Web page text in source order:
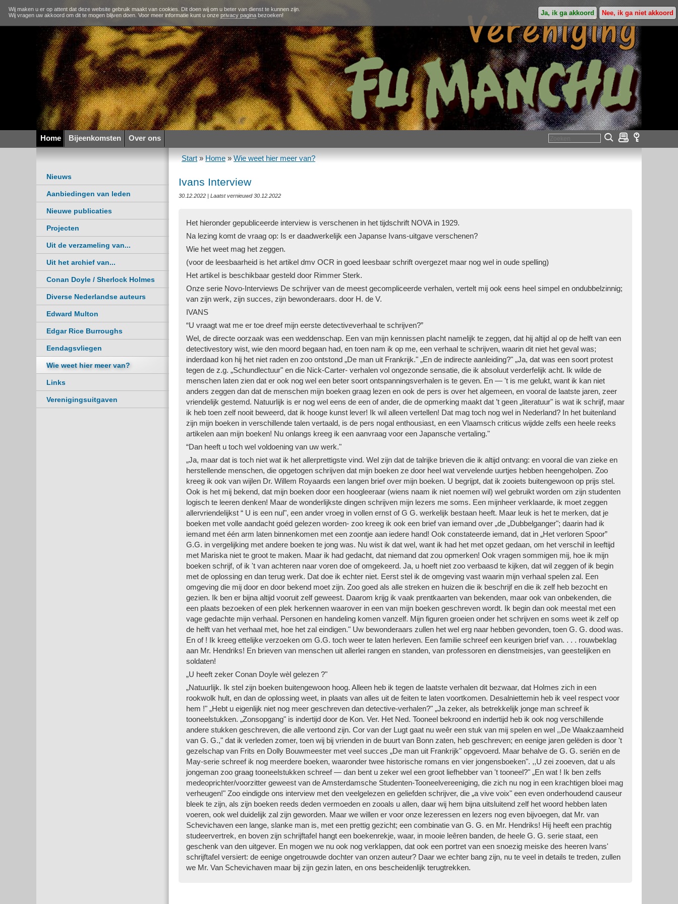
Wij maken u er op attent dat deze website gebruik maakt van cookies. Dit doen wij om u beter van dienst te kunnen zijn.
Wij vragen uw akkoord om dit te mogen blijven doen. Voor meer informatie kunt u onze privacy pagina bezoeken! Ja, ik ga akkoord Nee, ik ga niet akkoord
Home Bijeenkomsten Over ons
Start»Home»Wie weet hier meer van?
Nieuws
Aanbiedingen van leden
Nieuwe publicaties
Projecten
Uit de verzameling van...
Uit het archief van...
Conan Doyle / Sherlock Holmes
Diverse Nederlandse auteurs
Edward Multon
Edgar Rice Burroughs
Eendagsvliegen
Wie weet hier meer van?
Links
Verenigingsuitgaven
Ivans Interview
30.12.2022 | Laatst vernieuwd 30.12.2022
Het hieronder gepubliceerde interview is verschenen in het tijdschrift NOVA in 1929.
Na lezing komt de vraag op: Is er daadwerkelijk een Japanse Ivans-uitgave verschenen?
Wie het weet mag het zeggen.
(voor de leesbaarheid is het artikel dmv OCR in goed leesbaar schrift overgezet maar nog wel in oude spelling)
Het artikel is beschikbaar gesteld door Rimmer Sterk.
Onze serie Novo-Interviews De schrijver van de meest gecompliceerde verhalen, vertelt mij ook eens heel simpel en ondubbelzinnig;
van zijn werk, zijn succes, zijn bewonderaars. door H. de V.
IVANS
“U vraagt wat me er toe dreef mijn eerste detectiveverhaal te schrijven?”
Wel, de directe oorzaak was een weddenschap. Een van mijn kennissen placht namelijk te zeggen, dat hij altijd al op de helft van een
detectivestory wist, wie den moord begaan had, en toen nam ik op me, een verhaal te schrijven, waarin dit niet het geval was;
inderdaad kon hij het niet raden en zoo ontstond „De man uit Frankrijk." „En de indirecte aanleiding?" „Ja, dat was een soort protest
tegen de z.g. „Schundlectuur" en die Nick-Carter- verhalen vol ongezonde sensatie, die ik absoluut verderfelijk acht. Ik wilde de
menschen laten zien dat er ook nog wel een beter soort ontspanningsverhalen is te geven. En — 't is me gelukt, want ik kan niet
anders zeggen dan dat de menschen mijn boeken graag lezen en ook de pers is over het algemeen, en vooral de laatste jaren, zeer
vriendelijk gestemd. Natuurlijk is er nog wel eens de een of ander, die de opmerking maakt dat ’t geen „literatuur" is wat ik schrijf, maar
ik heb toen zelf nooit beweerd, dat ik hooge kunst lever! Ik wil alleen vertellen! Dat mag toch nog wel in Nederland? In het buitenland
zijn mijn boeken in verschil­lende talen vertaald, is de pers nogal enthousiast, en een Vlaamsch criticus wijdde zelfs een heele reeks
artikelen aan mijn boeken! Nu onlangs kreeg ik een aanvraag voor een Japansche vertaling."
“Dan heeft u toch wel voldoening van uw werk."
„Ja, maar dat is toch niet wat ik het allerprettigste vind. Wel zijn dat de talrijke brieven die ik altijd ontvang: en vooral die van zieke en
herstellende menschen, die opgetogen schrijven dat mijn boeken ze door heel wat vervelende uurtjes hebben heengeholpen. Zoo
kreeg ik ook van wijlen Dr. Willem Royaards een langen brief over mijn boeken. U begrijpt, dat ik zooiets buitengewoon op prijs stel.
Ook is het mij bekend, dat mijn boeken door een hoog­leeraar (wiens naam ik niet noemen wil) wel gebruikt worden om zijn studenten
logisch te leeren denken! Maar de wonderlijkste dingen schrijven mijn lezers me soms. Een mijnheer verklaarde, ik moet zeggen
allervriendelijkst “ U is een nul", een ander vroeg in vollen ernst of G G. werkelijk bestaan heeft. Maar leuk is het te merken, dat je
boeken met volle aandacht goéd gelezen worden- zoo kreeg ik ook een brief van iemand over „de „Dubbelganger"; daarin had ik
iemand met één arm laten binnenkomen met een zoontje aan iedere hand! Ook constateerde iemand, dat in „Het verloren Spoor”
G.G. in vergelijking met andere boeken te jong was. Nu wist ik dat wel, want ik had het met opzet gedaan, om het verschil in leeftijd
met Mariska niet te groot te maken. Maar ik had gedacht, dat niemand dat zou opmerken! Ook vragen sommigen mij, hoe ik mijn
boeken schrijf, of ik 't van achteren naar voren doe of omgekeerd. Ja, u hoeft niet zoo verbaasd te kijken, dat wil zeggen of ik begin
met de oplossing en dan terug werk. Dat doe ik echter niet. Eerst stel ik de omgeving vast waarin mijn verhaal spelen zal. Een
omgeving die mij door en door bekend moet zijn. Zoo goed als alle streken en huizen die ik beschrijf en die ik zelf heb bezocht en
gezien. Ik ben er bijna altijd vooruit zelf geweest. Daarom krijg ik vaak prent­kaarten van bekenden, maar ook van on­bekenden, die
een plaats bezoeken of een plek herkennen waarover in een van mijn boeken geschreven wordt. Ik begin dan ook meestal met een
vage gedachte mijn verhaal. Personen en handeling komen vanzelf. Mijn figuren groeien onder het schrijven en soms weet ik zelf op
de helft van het verhaal met, hoe het zal eindigen." Uw bewonderaars zullen het wel erg naar hebben gevonden, toen G. G. dood was.
En of ! Ik kreeg ettelijke verzoeken om G.G. toch weer te laten herleven. Een familie schreef een keurigen brief van. . . . rouwbeklag
aan Mr. Hendriks! En brieven van menschen uit allerlei rangen en stan­den, van professoren en dienstmeisjes, van geestelijken en
soldaten!
„U heeft zeker Conan Doyle wèl ge­lezen ?"
„Natuurlijk. Ik stel zijn boeken buiten­gewoon hoog. Alleen heb ik tegen de laatste verhalen dit bezwaar, dat Holmes zich in een
rookwolk hult, en dan de oplossing weet, in plaats van alles uit de feiten te laten voortkomen. Desalniettemin heb ik veel respect voor
hem !" „Hebt u eigenlijk niet nog meer ge­schreven dan detective-verhalen?" „Ja zeker, als betrekkelijk jonge man schreef ik
tooneelstukken. „Zonsopgang" is indertijd door de Kon. Ver. Het Ned. Tooneel bekroond en indertijd heb ik ook nog verschillende
andere stukken geschre­ven, die alle vertoond zijn. Cor van der Lugt gaat nu weêr een stuk van mij spelen en wel ,,De Waakzaamheid
van G. G.," dat ik verleden zomer, toen wij bij vrienden in de buurt van Bonn zaten, heb geschreven; en eenige jaren gelëden is door 't
gezel­schap van Frits en Dolly Bouwmeester met veel succes „De man uit Frankrijk" opgevoerd. Maar behalve de G. G. seriën en de
May-serie schreef ik nog meerdere boeken, waaronder twee historische romans en vier jongensboeken". ,,U zei zooeven, dat u als
jongeman zoo graag tooneelstukken schreef — dan bent u zeker wel een groot liefhebber van 't tooneel?" „En wat ! Ik ben zelfs
medeoprichter­/voorzitter geweest van de Amsterdamsche Studenten-Tooneelvereeniging, die zich nu nog in een krachtigen bloei mag
verheugen!" Zoo eindigde ons interview met den veelgelezen en geliefden schrijver, die „a vive voix" een even onderhoudend causeur
bleek te zijn, als zijn boeken reeds deden vermoeden en zooals u allen, daar wij hem bijna uitsluitend zelf het woord hebben laten
voeren, ook wel duidelijk zal zijn geworden. Maar we willen er voor onze lezeressen en lezers nog even bijvoegen, dat Mr. van
Schevichaven een lange, slanke man is, met een prettig gezicht; een combinatie van G. G. en Mr. Hendriks! Hij heeft een prachtig
studeervertrek, en boven zijn schrijftafel hangt een boekenrekje, waar, in mooie leêren banden, de heele G. G. serie staat, een
geschenk van den uitgever. En mogen we nu ook nog verklappen, dat ook een portret van een snoezig meiske des heeren lvans'
schrijftafel versiert: de eenige ongetrouwde dochter van onzen auteur? Daar we echter bang zijn, nu te veel in details te treden, zullen
we Mr. Van Schevichaven maar bij zijn gezin laten, en ons bescheidenlijk terugtrekken.